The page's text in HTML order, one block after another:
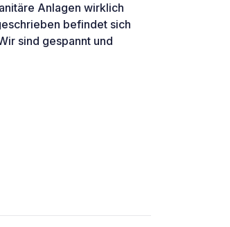
Anlagen wirklich
befindet sich
sind gespannt und